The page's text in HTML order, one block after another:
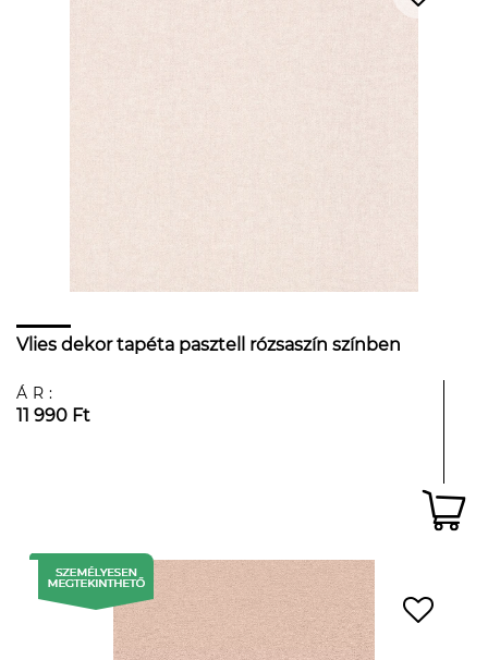
Vlies dekor tapéta pasztell rózsaszín színben
ÁR:
11 990 Ft